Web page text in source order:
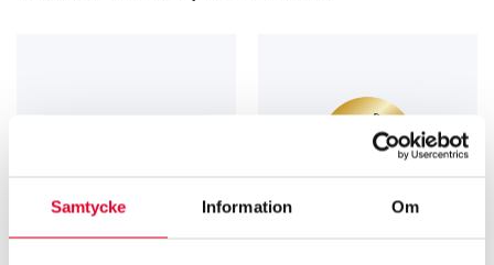
Samtycke Information Om